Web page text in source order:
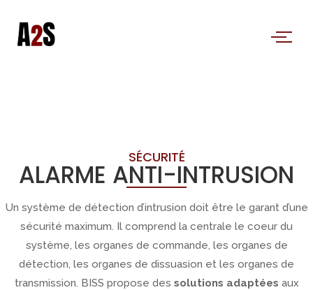
SÉCURITÉ
ALARME ANTI-INTRUSION
Un système de détection d’intrusion doit être le garant d’une
sécurité maximum. Il comprend la centrale le coeur du
système, les organes de commande, les organes de
détection, les organes de dissuasion et les organes de
transmission. BISS propose des solutions adaptées aux